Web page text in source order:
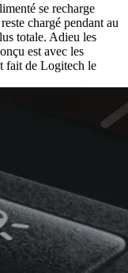
se recharge
chargé pendant au
totale. Adieu les
est avec les
fait de Logitech le